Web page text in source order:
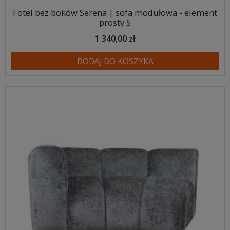
Fotel bez boków Serena | sofa modułowa - element
prosty S
1 340,00 zł
DODAJ DO KOSZYKA